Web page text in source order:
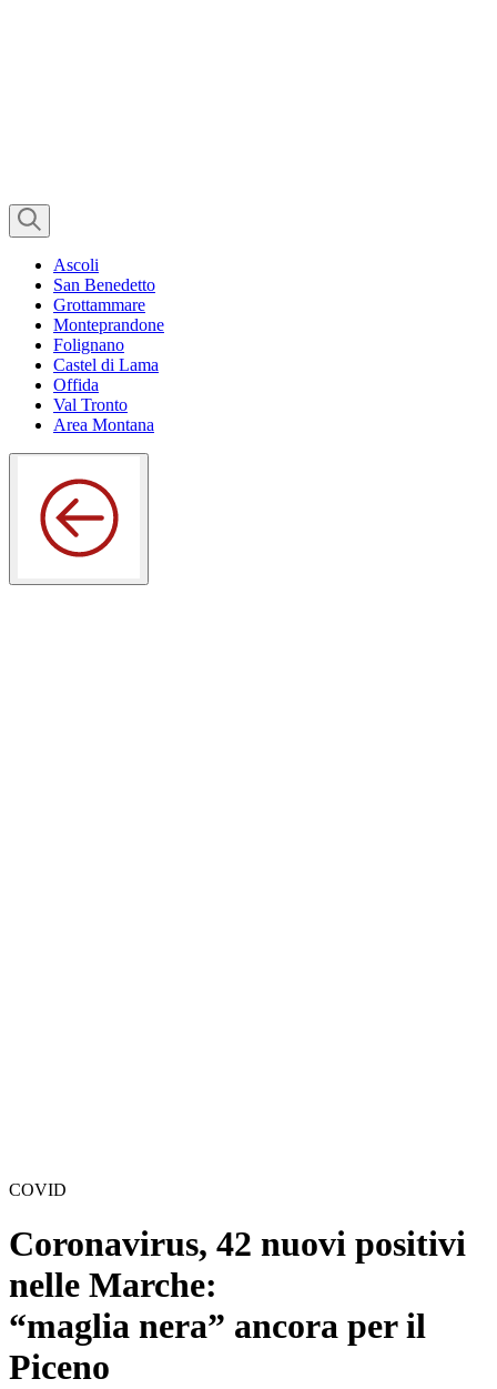
Ascoli
San Benedetto
Grottammare
Monteprandone
Folignano
Castel di Lama
Offida
Val Tronto
Area Montana
COVID
Coronavirus, 42 nuovi positivi
nelle Marche:
“maglia nera” ancora per il
Piceno